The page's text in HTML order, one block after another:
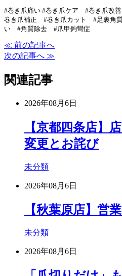
#巻き爪痛い #巻き爪ケア #巻き爪
巻き爪補正 #巻き爪カット #足裏角
い #角質除去 #爪甲鉤彎症
≪ 前の記事へ
次の記事へ ≫
関連記事
2026年08月6日
【京都四条店】
変更とお詫び
未分類
2026年08月6日
【秋葉原店】営
未分類
2026年08月6日